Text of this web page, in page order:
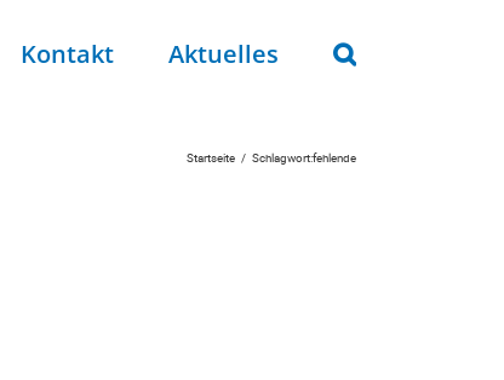
Kontakt Aktuelles
Startseite Schlagwort:fehlende